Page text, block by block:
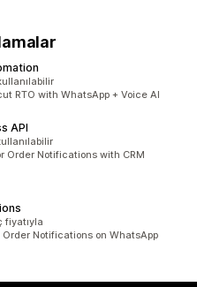
RTO with WhatsApp + Voice AI
API
Order Notifications with CRM
fiyatıyla
Notifications on WhatsApp